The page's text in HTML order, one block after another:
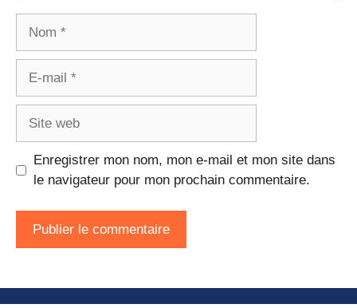
Enregistrer mon nom, mon e-mail et mon site dans
le navigateur pour mon prochain commentaire.